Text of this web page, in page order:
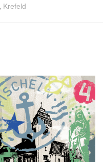
Krefeld